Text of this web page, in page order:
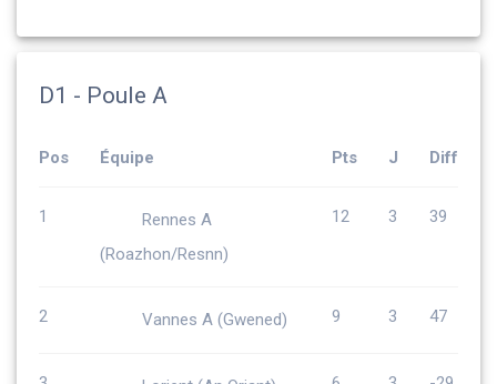
D1 - Poule A
Pos Équipe Pts J Diff
1
Rennes A
(Roazhon/Resnn)
12 3 39
2 Vannes A (Gwened) 9 3 47